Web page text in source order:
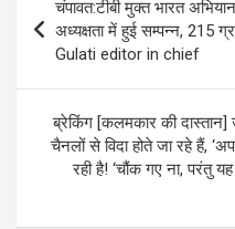
navigation
चंपावत:टीबी मुक्त भारत
अध्यक्षता में हुई सम्पन्न, 215
Gulati editor in chief
ब्रेकिंग [कलमकार की
चैनलों से विदा होते जा रहे हैं,
रही है! ‘चौंक गए ना, परंतु